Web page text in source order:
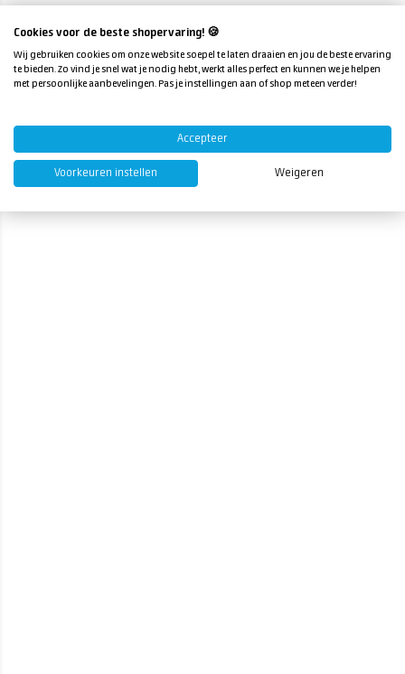
Cookies voor de beste shopervaring! 🍪
Wij gebruiken cookies om onze website soepel te laten draaien en jou de beste ervaring
te bieden. Zo vind je snel wat je nodig hebt, werkt alles perfect en kunnen we je helpen
met persoonlijke aanbevelingen. Pas je instellingen aan of shop meteen verder!
Accepteer
Voorkeuren instellen Weigeren